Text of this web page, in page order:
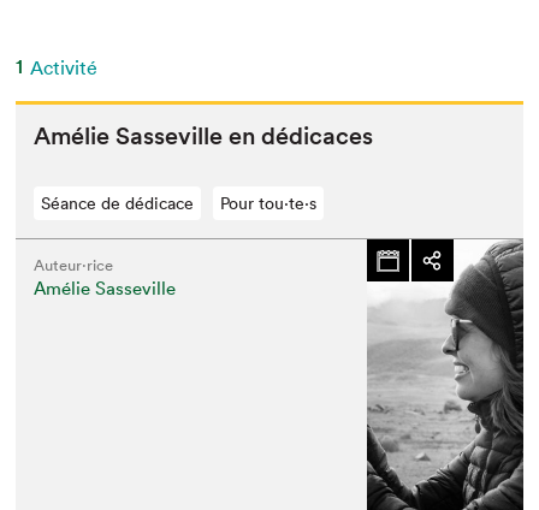
1 Activité
Amélie Sas­seville en dédicaces
Séance de dédicace Pour tou⋅te⋅s
Auteur·rice
Amélie Sasseville